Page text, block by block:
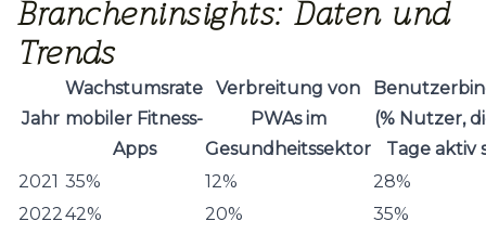
Brancheninsights: Daten und
Trends
Jahr
Wachstumsrate
mobiler Fitness-
Apps
Verbreitung von
PWAs im
Gesundheitssektor
(% Nutzer,
Tage aktiv
2021 35% 12%
28%
202242% 20%
35%